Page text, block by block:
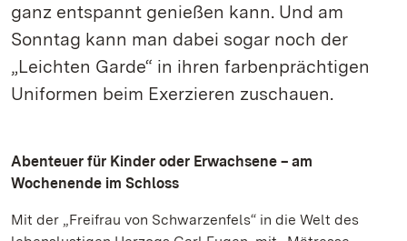
ganz entspannt genießen kann. Und am
Sonntag kann man dabei sogar noch der
„Leichten Garde“ in ihren farbenprächtigen
Uniformen beim Exerzieren zuschauen.
Abenteuer für Kinder oder Erwachsene – am
Wochenende im Schloss
Mit der „Freifrau von Schwarzenfels“ in die Welt des